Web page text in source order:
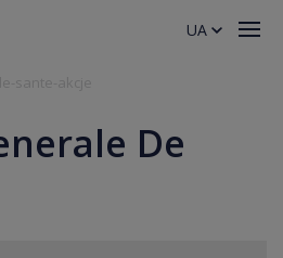
De
UA